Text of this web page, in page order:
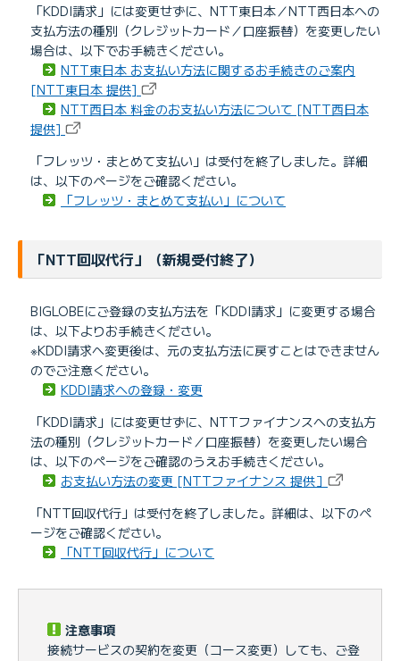
「KDDI請求」には変更せずに、NTT東日本／NTT西日本への
支払方法の種別（クレジットカード／口座振替）を変更したい
場合は、以下でお手続きください。
NTT東日本 お支払い方法に関するお手続きのご案内
[NTT東日本 提供]
NTT西日本 料金のお支払い方法について [NTT西日本
提供]
「フレッツ・まとめて支払い」は受付を終了しました。詳細
は、以下のページをご確認ください。
「フレッツ・まとめて支払い」について
「NTT回収代行」（新規受付終了）
BIGLOBEにご登録の支払方法を「KDDI請求」に変更する場合
は、以下よりお手続きください。
※KDDI請求へ変更後は、元の支払方法に戻すことはできません
のでご注意ください。
KDDI請求への登録・変更
「KDDI請求」には変更せずに、NTTファイナンスへの支払方
法の種別（クレジットカード／口座振替）を変更したい場合
は、以下のページをご確認のうえお手続きください。
お支払い方法の変更 [NTTファイナンス 提供］
「NTT回収代行」は受付を終了しました。詳細は、以下のペ
ージをご確認ください。
「NTT回収代行」について
注意事項
接続サービスの契約を変更（コース変更）しても、ご登